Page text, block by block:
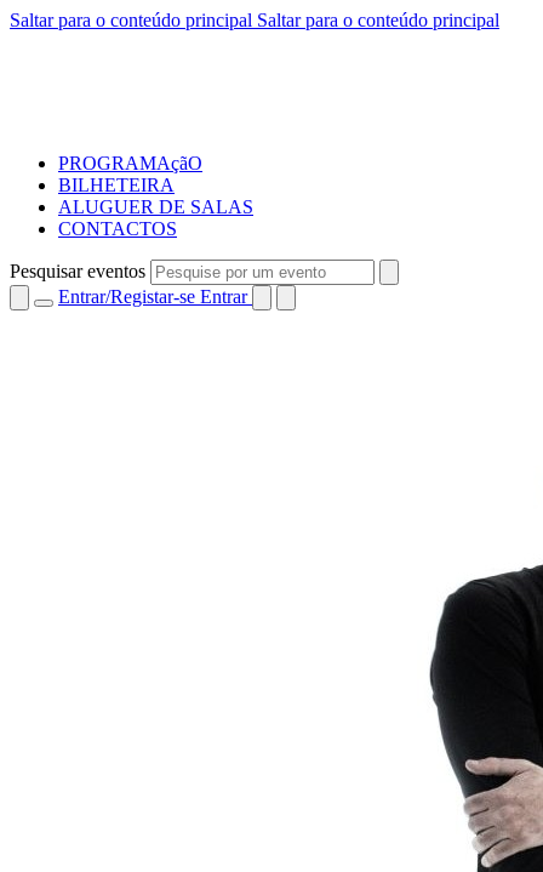
Saltar para o conteúdo principal Saltar para o conteúdo principal
PROGRAMAçãO
BILHETEIRA
ALUGUER DE SALAS
CONTACTOS
Pesquisar eventos
Entrar/Registar-se Entrar